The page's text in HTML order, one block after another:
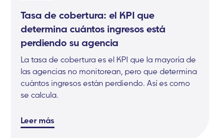
Tasa de cobertura: el KPI que
determina cuántos ingresos está
perdiendo su agencia
La tasa de cobertura es el KPI que la mayoría de
las agencias no monitorean, pero que determina
cuántos ingresos están perdiendo. Así es como
se calcula.
Leer más